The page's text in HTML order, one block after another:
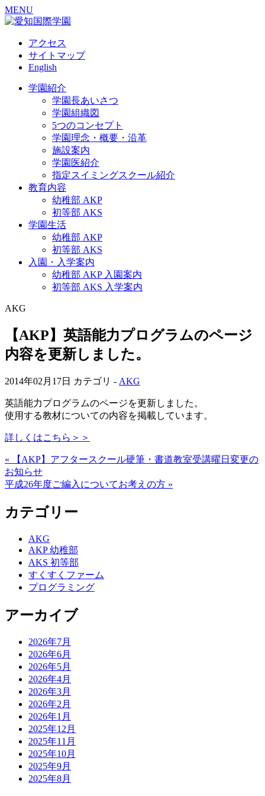
MENU
アクセス
サイトマップ
English
学園紹介
学園長あいさつ
学園組織図
5つのコンセプト
学園理念・概要・沿革
施設案内
学園医紹介
指定スイミングスクール紹介
教育内容
幼稚部 AKP
初等部 AKS
学園生活
幼稚部 AKP
初等部 AKS
入園・入学案内
幼稚部 AKP 入園案内
初等部 AKS 入学案内
AKG
【AKP】英語能力プログラムのページ
内容を更新しました。
2014年02月17日 カテゴリ - AKG
英語能力プログラムのページを更新しました。
使用する教材についての内容を掲載しています。
詳しくはこちら＞＞
« 【AKP】アフタースクール硬筆・書道教室受講曜日変更の
お知らせ
平成26年度ご編入についてお考えの方 »
カテゴリー
AKG
AKP 幼稚部
AKS 初等部
すくすくファーム
プログラミング
アーカイブ
2026年7月
2026年6月
2026年5月
2026年4月
2026年3月
2026年2月
2026年1月
2025年12月
2025年11月
2025年10月
2025年9月
2025年8月